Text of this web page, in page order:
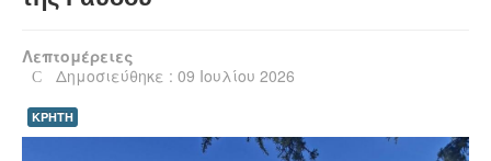
Κόσμος
Τεχνολογία
Λεπτομέρειες
Δημοσιεύθηκε : 09 Ιουλίου 2026
ΚΡΗΤΗ